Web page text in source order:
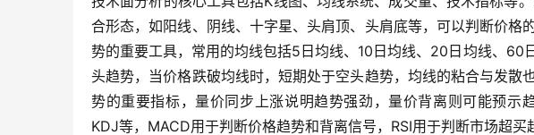
合形态，如阳线、阴线、十字星、头肩顶、头肩底等，可以判断价格
势的重要工具，常用的均线包括5日均线、10日均线、20日均线、60
头趋势，当价格跌破均线时，短期处于空头趋势，均线的粘合与发散
势的重要指标，量价同步上涨说明趋势强劲，量价背离则可能预示
KDJ等，MACD用于判断价格趋势和背离信号，RSI用于判断市场超买